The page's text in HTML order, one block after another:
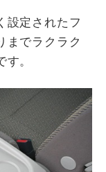
設定されたフ
までラクラク
。